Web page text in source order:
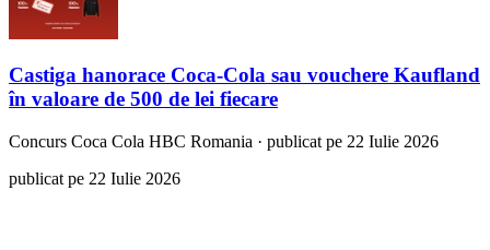
Castiga hanorace Coca-Cola sau vouchere Kaufland
în valoare de 500 de lei fiecare
Concurs Coca Cola HBC Romania · publicat pe 22 Iulie 2026
publicat pe 22 Iulie 2026